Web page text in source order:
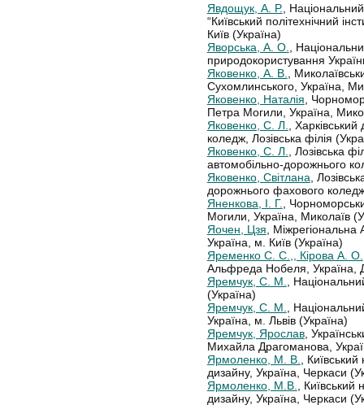
Явдощук, А. Р. ,
“Київський політехнічний
Київ (Україна)
Яворська, А. О.
,
природокористування
Яковенко, А. В.
,
Сухомлинського, Україна,
Яковенко, Наталія ,
Петра Могили, Україна,
Яковенко, С. Л.
,
коледж, Лозівська філія
Яковенко, С. Л.
, Лозівська
автомобільно-дорожнього
Яковенко, Світлана ,
дорожнього фахового
Яненкова, І. Г.
,
Могили, Україна, Миколаїв
Яочен, Цзя ,
Україна, м. Київ (Україна)
Яременко С. С.,, Кірова А. О.
Альфреда Нобеля, Україна,
Яремчук, С. М.
,
(Україна)
Яремчук, С. М.
,
Україна, м. Львів (Україна)
Яремчук, Ярослав,
Михайла Драгоманова,
Ярмоленко, М. В.
,
дизайну, Україна, Черкаси
Ярмоленко, М.В.
, Київський
дизайну, Україна, Черкаси